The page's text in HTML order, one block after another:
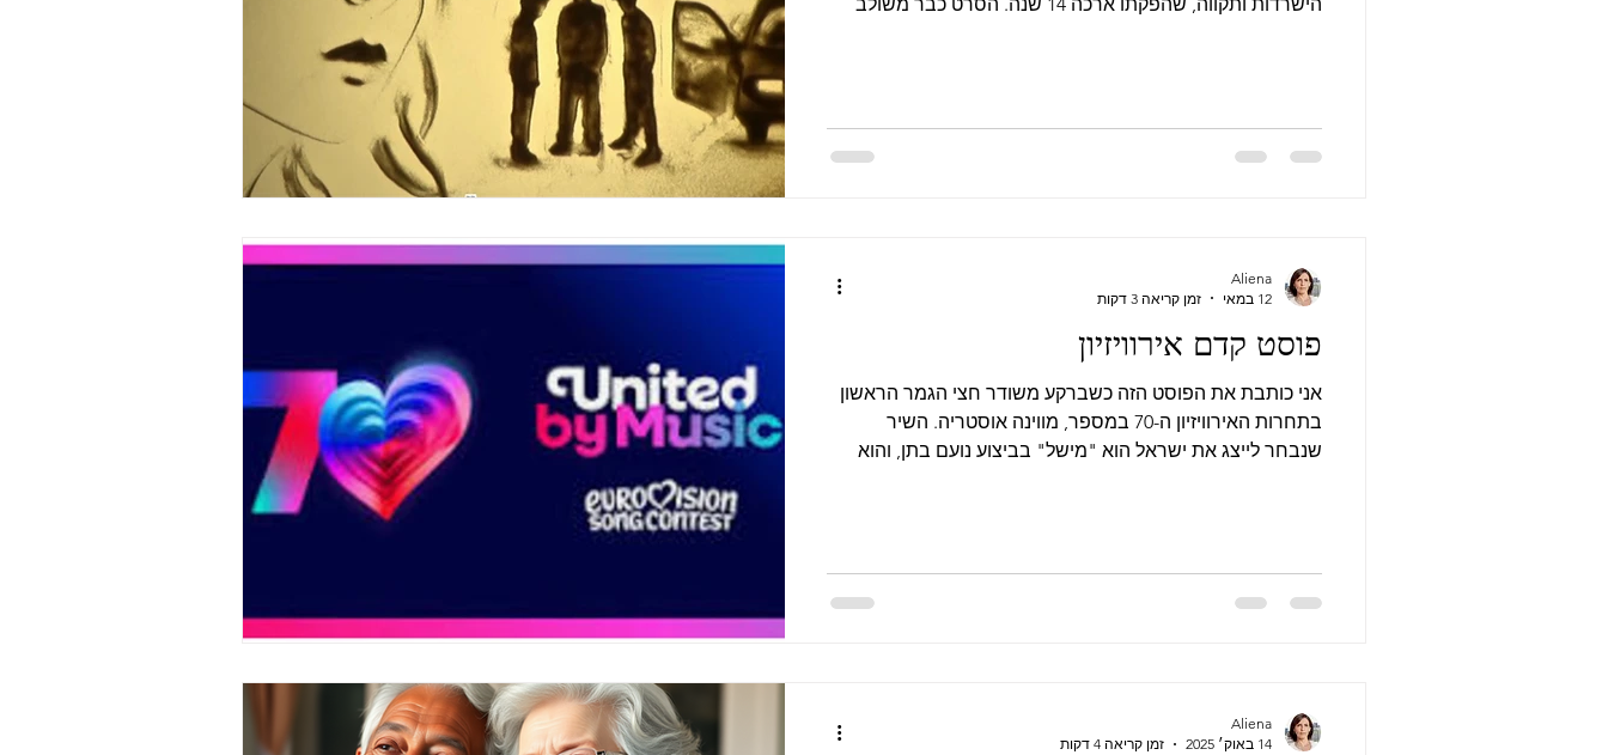
היה מתוכנן, כן? אם הייתי יודע אז מה שאני יודע היום, כנראה
פוסט קדם אירוויזיון
אני כותבת את הפוסט הזה כשברקע משודר חצי הגמר הראשון
בתחרות האירוויזיון ה-70 במספר, מווינה אוסטריה. השיר
שנבחר לייצג את ישראל הוא "מישל" בביצוע נועם בתן, והוא
פרו-פלסטיניים. כמובן שגם האבטחה על המשלחת הישראלית
Aliena
12 במאי
זמן קריאה 3 דקות
Aliena
14 באוק׳ 2025
זמן קריאה 4 דקות